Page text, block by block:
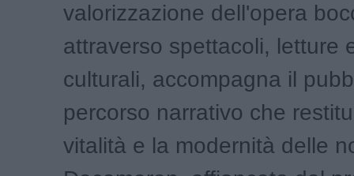
valorizzazione dell'opera
attraverso spettacoli, letture
culturali, accompagna il
percorso narrativo che
vitalità e la modernità delle